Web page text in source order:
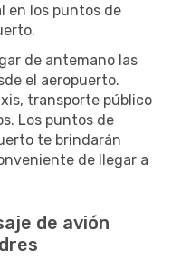
en los puntos de
de antemano las
el aeropuerto.
transporte público
Los puntos de
te brindarán
de llegar a
de avión